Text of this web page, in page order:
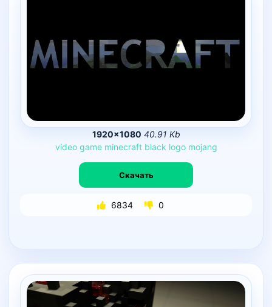
1920×1080 40.91 Kb
video game minecraft black logo mojang
Скачать
6834 0